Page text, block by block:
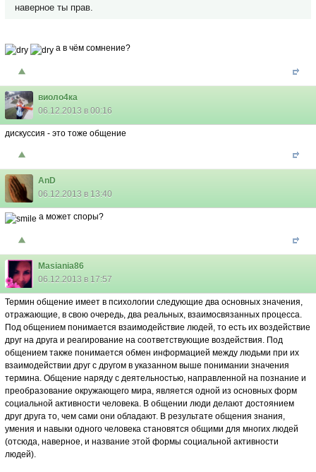
наверное ты прав.
а в чём сомнение?
виоло4ка
06.12.2013 в 00:16
дискуссия - это тоже общение
AnD
06.12.2013 в 13:40
а может споры?
Masiania86
06.12.2013 в 17:57
Термин общение имеет в психологии следующие два основных значения,
отражающие, в свою очередь, два реальных, взаимосвязанных процесса.
Под общением понимается взаимодействие людей, то есть их воздействие
друг на друга и реагирование на соответствующие воздействия. Под
общением также понимается обмен информацией между людьми при их
взаимодействии друг с другом в указанном выше понимании значения
термина. Общение наряду с деятельностью, направленной на познание и
преобразование окружающего мира, является одной из основных форм
социальной активности человека. В обще­нии люди делают достоянием
друг друга то, чем сами они обладают. В результате общения знания,
умения и навыки одного человека становятся общими для многих людей
(отсюда, наверное, и название этой формы социальной активности
людей).